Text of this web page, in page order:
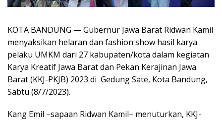
KOTA BANDUNG — Gubernur Jawa Barat Ridwan Kamil
menyaksikan helaran dan fashion show hasil karya
pelaku UMKM dari 27 kabupaten/kota dalam kegiatan
Karya Kreatif Jawa Barat dan Pekan Kerajinan Jawa
Barat (KKJ-PKJB) 2023 di Gedung Sate, Kota Bandung,
Sabtu (8/7/2023).
Kang Emil –sapaan Ridwan Kamil– menuturkan, KKJ-